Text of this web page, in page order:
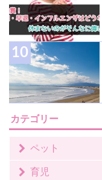
カテゴリー
ペット
育児